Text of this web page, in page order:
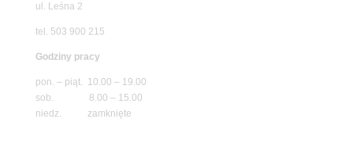
ul. Leśna 2
tel. 503 900 215
Godziny pracy
pon. – piąt. 10.00 – 19.00
sob. 8.00 – 15.00
niedz. zamknięte